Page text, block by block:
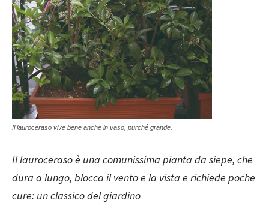
Il lauroceraso vive bene anche in vaso, purché grande.
Il lauroceraso è una comunissima pianta da siepe, che
dura a lungo, blocca il vento e la vista e richiede poche
cure: un classico del giardino